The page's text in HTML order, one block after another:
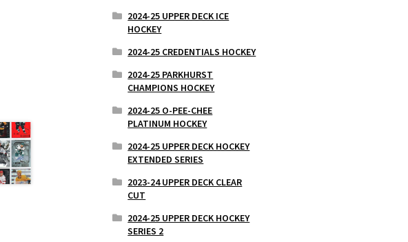
2024-25 UPPER DECK ICE
HOCKEY
2024-25 CREDENTIALS HOCKEY
2024-25 PARKHURST
CHAMPIONS HOCKEY
2024-25 O-PEE-CHEE
PLATINUM HOCKEY
2024-25 UPPER DECK HOCKEY
EXTENDED SERIES
2023-24 UPPER DECK CLEAR
CUT
2024-25 UPPER DECK HOCKEY
SERIES 2